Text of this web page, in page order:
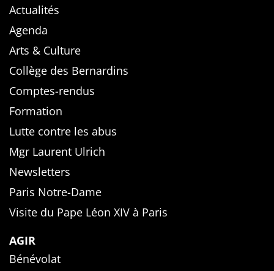
Actualités
Agenda
Arts & Culture
Collège des Bernardins
Comptes-rendus
Formation
Lutte contre les abus
Mgr Laurent Ulrich
Newsletters
Paris Notre-Dame
Visite du Pape Léon XIV à Paris
AGIR
Bénévolat